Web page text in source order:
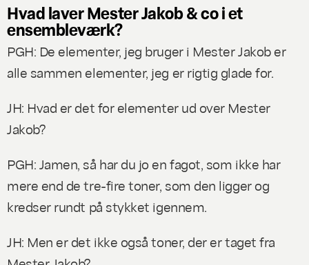
Hvad laver Mester Jakob & co i et
ensembleværk?
PGH: De elementer, jeg bruger i Mester Jakob er
alle sammen elementer, jeg er rigtig glade for.
JH: Hvad er det for elementer ud over Mester
Jakob?
PGH: Jamen, så har du jo en fagot, som ikke har
mere end de tre-fire toner, som den ligger og
kredser rundt på stykket igennem.
JH: Men er det ikke også toner, der er taget fra